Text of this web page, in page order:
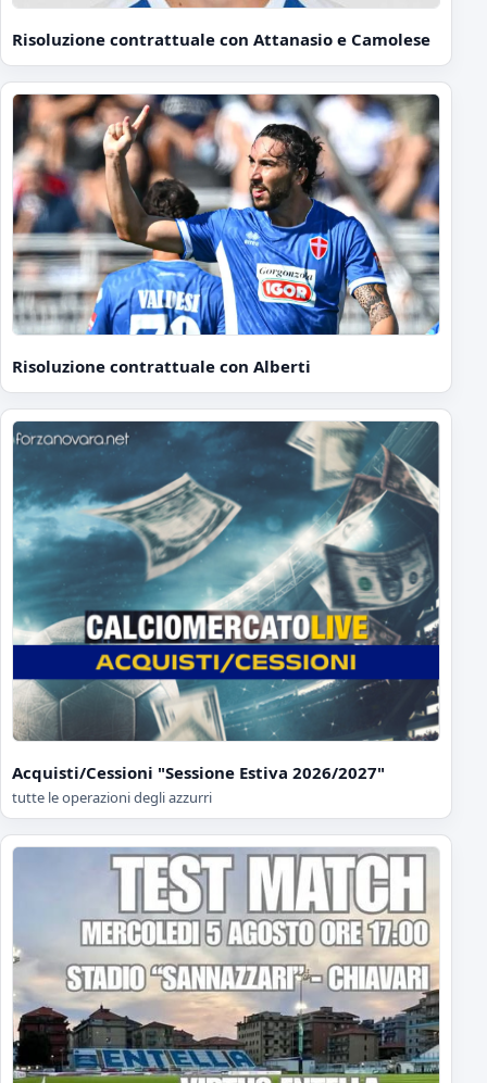
Risoluzione contrattuale con Attanasio e Camolese
Risoluzione contrattuale con Alberti
Acquisti/Cessioni "Sessione Estiva 2026/2027"
tutte le operazioni degli azzurri